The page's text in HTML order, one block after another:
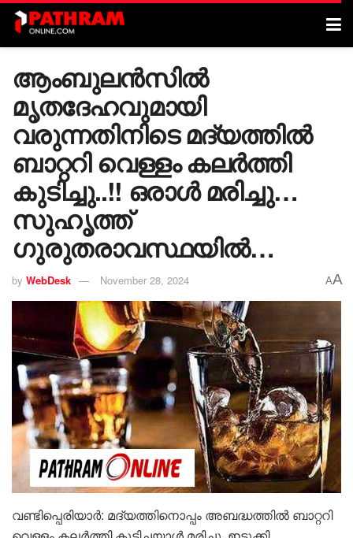
ആംബുലൻസിൽ
മൃതദേഹവുമായി
വരുന്നതിനിടെ മദ്യത്തിൽ
ബാറ്ററി വെള്ളം കലർത്തി
കുടിച്ചു..!! ഒരാൾ മരിച്ചു…
സുഹൃത്ത്
ഗുരുതരാവസ്ഥയിൽ…
by WebDesk November 28, 2024 AA
വണ്ടിപ്പെരിയാർ: മദ്യത്തിനൊപ്പം അബദ്ധത്തിൽ ബാറ്ററി